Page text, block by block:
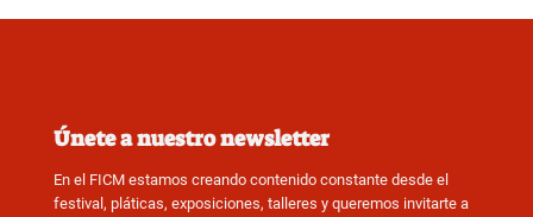
Únete a nuestro newsletter
En el FICM estamos creando contenido constante desde el
festival, pláticas, exposiciones, talleres y queremos invitarte a